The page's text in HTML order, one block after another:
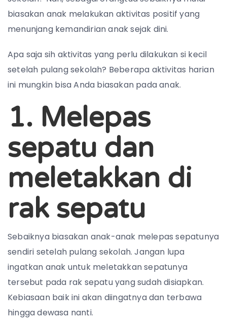
biasakan anak melakukan aktivitas positif yang
menunjang kemandirian anak sejak dini.
Apa saja sih aktivitas yang perlu dilakukan si kecil
setelah pulang sekolah? Beberapa aktivitas harian
ini mungkin bisa Anda biasakan pada anak.
1. Melepas
sepatu dan
meletakkan di
rak sepatu
Sebaiknya biasakan anak-anak melepas sepatunya
sendiri setelah pulang sekolah. Jangan lupa
ingatkan anak untuk meletakkan sepatunya
tersebut pada rak sepatu yang sudah disiapkan.
Kebiasaan baik ini akan diingatnya dan terbawa
hingga dewasa nanti.